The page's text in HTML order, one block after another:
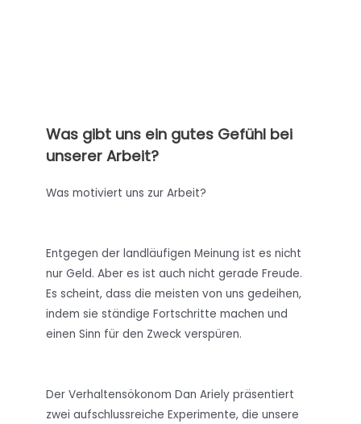
Was gibt uns ein gutes Gefühl bei
unserer Arbeit?
Was motiviert uns zur Arbeit?
Entgegen der landläufigen Meinung ist es nicht
nur Geld. Aber es ist auch nicht gerade Freude.
Es scheint, dass die meisten von uns gedeihen,
indem sie ständige Fortschritte machen und
einen Sinn für den Zweck verspüren.
Der Verhaltensökonom Dan Ariely präsentiert
zwei aufschlussreiche Experimente, die unsere